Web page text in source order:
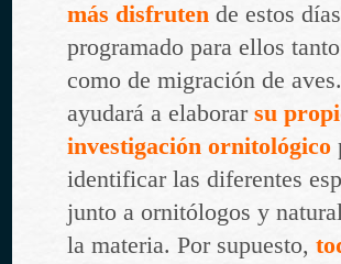
más disfruten de estos
programado para ellos tanto
como de migración de
ayudará a elaborar su
investigación ornitológico
identificar las diferentes
junto a ornitólogos y
la materia. Por supuesto,